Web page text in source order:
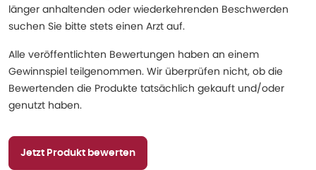
länger anhaltenden oder wiederkehrenden Beschwerden
suchen Sie bitte stets einen Arzt auf.
Alle veröffentlichten Bewertungen haben an einem
Gewinnspiel teilgenommen. Wir überprüfen nicht, ob die
Bewertenden die Produkte tatsächlich gekauft und/oder
genutzt haben.
Jetzt Produkt bewerten